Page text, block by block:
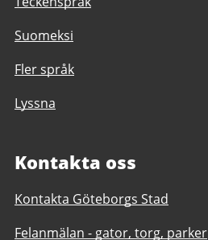
Suomeksi
Fler språk
Lyssna
Kontakta oss
Kontakta Göteborgs Stad
Felanmälan - gator, torg, parker